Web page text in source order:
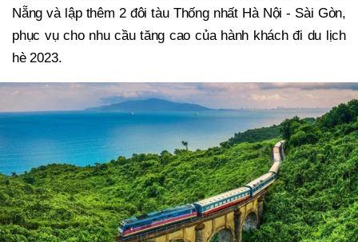
Nẵng và lập thêm 2 đôi tàu Thống nhất Hà Nội - Sài Gòn,
phục vụ cho nhu cầu tăng cao của hành khách đi du lịch
hè 2023.